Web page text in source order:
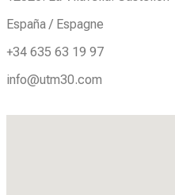
España / Espagne
+34 635 63 19 97
info@utm30.com